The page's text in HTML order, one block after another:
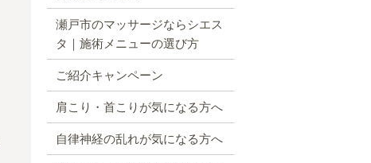
瀬戸市のマッサージならシエス
タ｜施術メニューの選び方
ご紹介キャンペーン
肩こり・首こりが気になる方へ
自律神経の乱れが気になる方へ